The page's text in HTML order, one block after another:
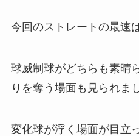
今回のストレートの最速
球威制球がどちらも素晴
りを奪う場面も見られま
変化球が浮く場面が目立